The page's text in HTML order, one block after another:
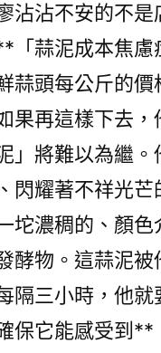
沾沾不安的不是
「蒜泥成本焦
蒜頭每公斤的價
果再這樣下去，
」將難以為繼
閃耀著不祥光芒
坨濃稠的、顏色
酵物。這蒜泥被
隔三小時，他就
保它能感受到**